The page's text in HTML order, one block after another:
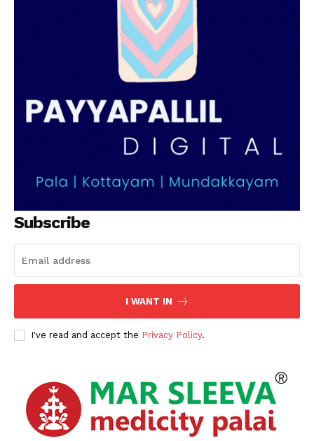
Subscribe
I WANT IN
I've read and accept the Privacy Policy.